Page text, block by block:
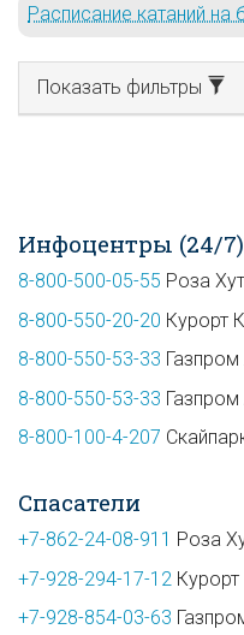
Расписание катаний на
Показать фильтры
Инфоцентры (24/7)
8-800-500-05-55 Роза
8-800-550-20-20 Курорт
8-800-550-53-33
8-800-550-53-33 Газпром
8-800-100-4-207
Спасатели
+7-862-24-08-911 Роза
+7-928-294-17-12
+7-928-854-03-63